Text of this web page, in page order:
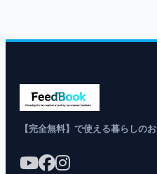
【完全無料】で使える暮らしの